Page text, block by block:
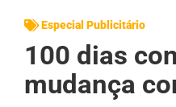
Especial Publicitário
100 dias
mudança